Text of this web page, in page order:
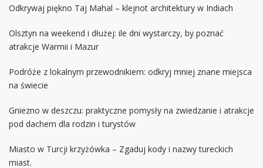
Odkrywaj piękno Taj Mahal – klejnot architektury w Indiach
Olsztyn na weekend i dłużej: ile dni wystarczy, by poznać
atrakcje Warmii i Mazur
Podróże z lokalnym przewodnikiem: odkryj mniej znane miejsca
na świecie
Gniezno w deszczu: praktyczne pomysły na zwiedzanie i atrakcje
pod dachem dla rodzin i turystów
Miasto w Turcji krzyżówka – Zgaduj kody i nazwy tureckich
miast.